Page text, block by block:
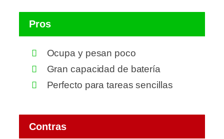
Pros
Ocupa y pesan poco
Gran capacidad de batería
Perfecto para tareas sencillas
Contras